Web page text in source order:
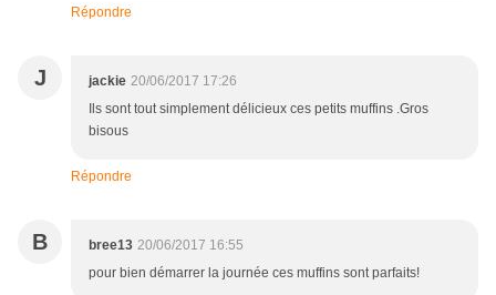
Répondre
J jackie 20/06/2017 17:26
Ils sont tout simplement délicieux ces petits muffins .Gros
bisous
Répondre
B bree13 20/06/2017 16:55
pour bien démarrer la journée ces muffins sont parfaits!